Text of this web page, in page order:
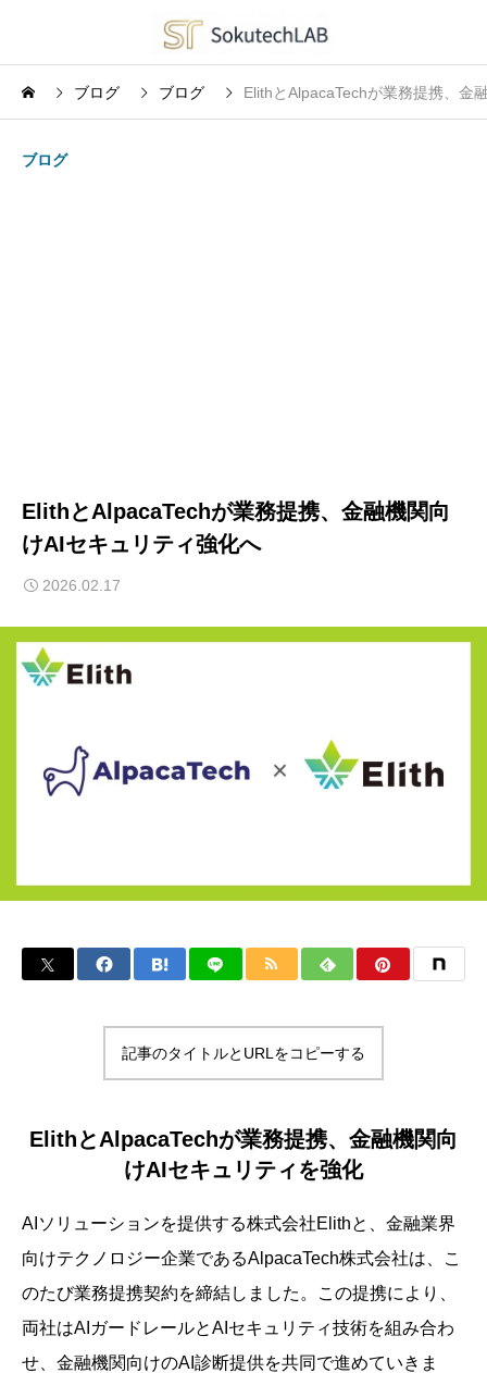
ブログ ブログ ElithとAlpacaTechが業務提携、金
ブログ
ElithとAlpacaTechが業務提携、金融機関向
けAIセキュリティ強化へ
2026.02.17
記事のタイトルとURLをコピーする
ElithとAlpacaTechが業務提携、金融機関向
けAIセキュリティを強化
AIソリューションを提供する株式会社Elithと、金融業界
向けテクノロジー企業であるAlpacaTech株式会社は、こ
のたび業務提携契約を締結しました。この提携により、
両社はAIガードレールとAIセキュリティ技術を組み合わ
せ、金融機関向けのAI診断提供を共同で進めていきま